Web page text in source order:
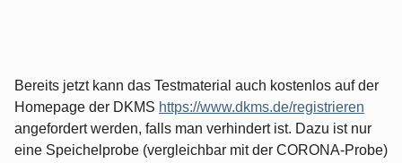
Bereits jetzt kann das Testmaterial auch kostenlos auf der
Homepage der DKMS https://www.dkms.de/registrieren
angefordert werden, falls man verhindert ist. Dazu ist nur
eine Speichelprobe (vergleichbar mit der CORONA-Probe)